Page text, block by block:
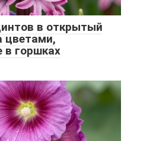
в открытый
цветами,
горшках